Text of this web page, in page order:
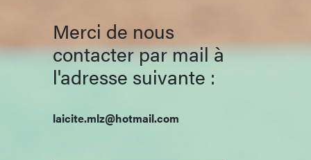
Merci de nous
contacter par mail à
l'adresse suivante :
laicite.mlz@hotmail.com